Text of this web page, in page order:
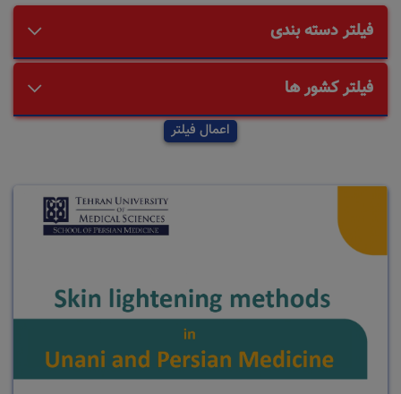
فیلتر دسته بندی
فیلتر کشور ها
اعمال فیلتر